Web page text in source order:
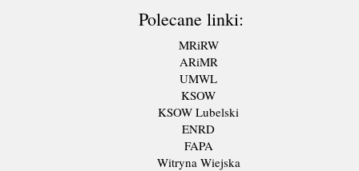
Polecane linki:
MRiRW
ARiMR
UMWL
KSOW
KSOW Lubelski
ENRD
FAPA
Witryna Wiejska